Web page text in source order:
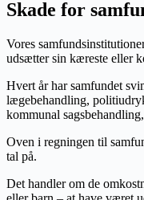
Skade for
Vores
udsætter sin kæreste eller
Hvert år har samfundet
lægebehandling,
kommunal
Oven i regningen til
tal på.
Det handler om de